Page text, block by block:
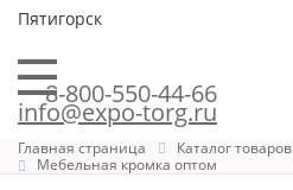
Пятигорск
8-800-550-44-66
info@expo-torg.ru
Главная страница
Каталог товаров
Мебельная кромка оптом